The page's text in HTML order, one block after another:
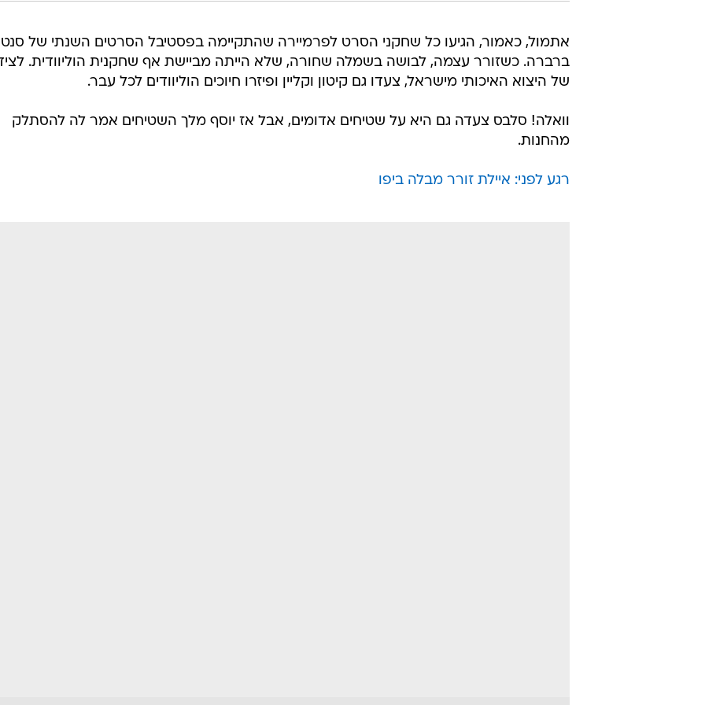
אתמול, כאמור, הגיעו כל שחקני הסרט לפרמיירה שהתקיימה בפסטיבל הסרטים השנתי של
ברברה. כשזורר עצמה, לבושה בשמלה שחורה, שלא הייתה מביישת אף שחקנית הוליוודית.
של היצוא האיכותי מישראל, צעדו גם קיטון וקליין ופיזרו חיוכים הוליוודים לכל עבר.
וואלה! סלבס צעדה גם היא על שטיחים אדומים, אבל אז יוסף מלך השטיחים אמר לה להסתלק
מהחנות.
רגע לפני: איילת זורר מבלה ביפו